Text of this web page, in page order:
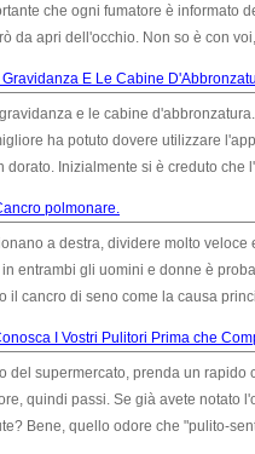
che ogni fumatore è informato
da apri dell'occhio. Non so è con
E Le Cabine
e le cabine
ha potuto dovere utilizzare
Inizialmente si è creduto che
polmonare.
a destra, dividere molto veloce
entrambi gli uomini e donne è
il cancro di seno come la causa
I Vostri Pulitori Prima che
del supermercato, prenda un
quindi passi. Se già avete notato
Bene, quello odore che "pulito-